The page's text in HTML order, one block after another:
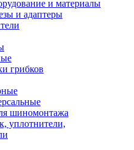
и материалы
и адаптеры
грибков
шиномонтажа
уплотнители,